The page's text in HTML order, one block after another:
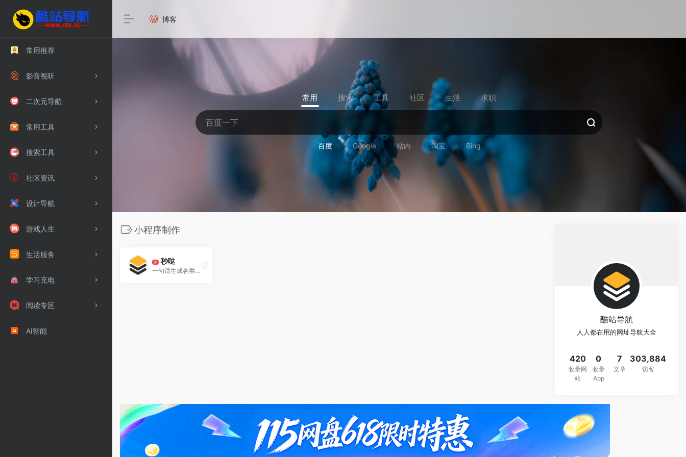
常用推荐
影音视听
二次元导航
常用工具
搜索工具
社区资讯
设计导航
游戏人生
生活服务
学习充电
阅读专区
AI智能
博客
常用 搜索 工具 社区 生活 求职
百度 Google 站内 淘宝 Bing
小程序制作
荐 秒哒
一句话生成各类应用，支持生成网站、小程序、H5、小游戏、小工具、轻应用等。
酷站导航
人人都在用的网址导航大全
420
收录网
站
0
收录
App
7
文章
303,884
访客